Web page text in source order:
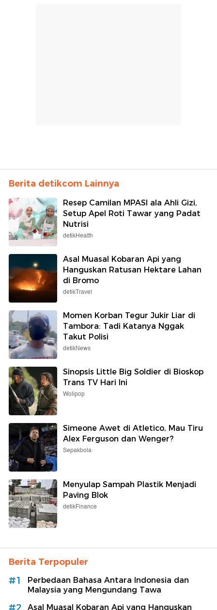
Berita detikcom Lainnya
Resep Camilan MPASI ala Ahli Gizi,
Setup Apel Roti Tawar yang Padat
Nutrisi
detikHealth
Asal Muasal Kobaran Api yang
Hanguskan Ratusan Hektare Lahan
di Bromo
detikTravel
Momen Korban Tegur Jukir Liar di
Tambora: Tadi Katanya Nggak
Takut Polisi
detikNews
Sinopsis Little Big Soldier di Bioskop
Trans TV Hari Ini
Wolipop
Simeone Awet di Atletico, Mau Tiru
Alex Ferguson dan Wenger?
Sepakbola
Menyulap Sampah Plastik Menjadi
Paving Blok
detikFinance
Berita Terpopuler
#1
Perbedaan Bahasa Antara Indonesia dan
Malaysia yang Mengundang Tawa
#2
Asal Muasal Kobaran Api yang Hanguskan